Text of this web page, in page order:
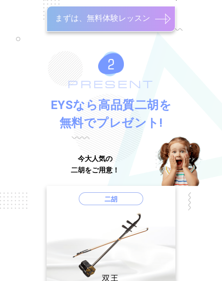
まずは、無料体験レッスン
PRESENT
EYSなら高品質二胡を
無料でプレゼント!
今大人気の
二胡をご用意！